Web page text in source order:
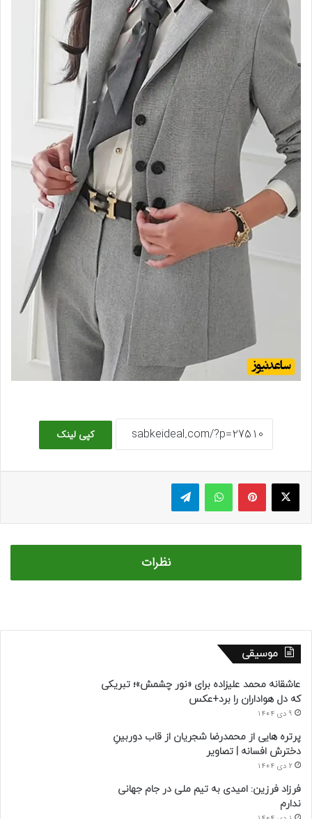
کپی لینک
ایکس پینتریستواتس آپ تلگرام
نظرات
موسیقی
عاشقانه محمد علیزاده برای «نور چشمش»؛ تبریکی
که دل هواداران را برد+عکس
9 دی 1404
پرتره هایی از محمدرضا شجریان از قاب دوربینِ
دخترش افسانه | تصاویر
2 دی 1404
فرزاد فرزین: امیدی به تیم ملی در جام جهانی
ندارم